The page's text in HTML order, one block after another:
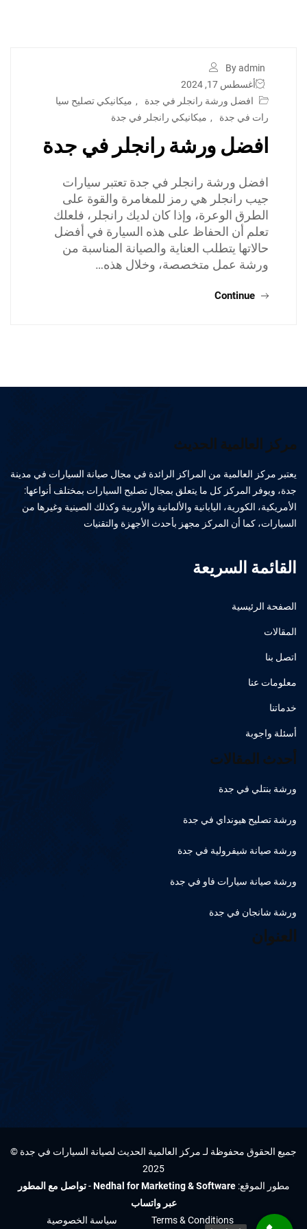
By admin
أغسطس 17, 2024
افضل ورشة رانجلر في جدة
, ميكانيكي تصليح سيا
رات في جدة
, ميكانيكي رانجلر في جدة
افضل ورشة رانجلر في جدة
افضل ورشة رانجلر في جدة تعتبر سيارات
جيب رانجلر هي رمز للمغامرة والقوة على
الطرق الوعرة، وإذا كان لديك رانجلر، فلعلك
تعلم أن الحفاظ على هذه السيارة في أفضل
حالاتها يتطلب العناية والصيانة المناسبة من
ورشة عمل متخصصة، وخلال هذه…
Continue
مركز العالمية الحديث
يعتبر مركز العالمية من المراكز الرائدة في مجال صيانة السيارات في مدينة
جدة، ويوفر المركز كل ما يتعلق بمجال تصليح السيارات بمختلف أنواعها:
الأمريكية، الكورية، اليابانية والألمانية والأوربية وكذلك الصينية وغيرها من
السيارات، كما أن المركز مجهز بأحدث الأجهزة والتقنيات
القائمة السريعة
الصفحة الرئيسية
المقالات
اتصل بنا
معلومات عنا
خدماتنا
أسئلة واجوبة
أحدث المقالات
ورشة بنتلي في جدة
ورشة تصليح هيونداي في جدة
ورشة صيانة شيفرولية في جدة
ورشة صيانة سيارات فاو في جدة
ورشة شانجان في جدة
العنوان
جميع الحقوق محفوظة لـ مركز العالمية الحديث لصيانة السيارات في جدة ©
2025
مطور الموقع:Nedhal for Marketing & Software
-تواصل مع المطور
عبر واتساب
Terms & Conditions
سياسة الخصوصية